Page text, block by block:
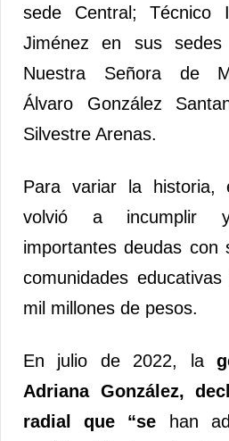
sede Central; Técnico
Jiménez en sus
Nuestra Señora de
Álvaro González
Silvestre Arenas.
Para variar la historia,
volvió a incumplir
importantes deudas con
comunidades
mil millones de pesos.
En julio de 2022, la
Adriana González,
radial que “se
han